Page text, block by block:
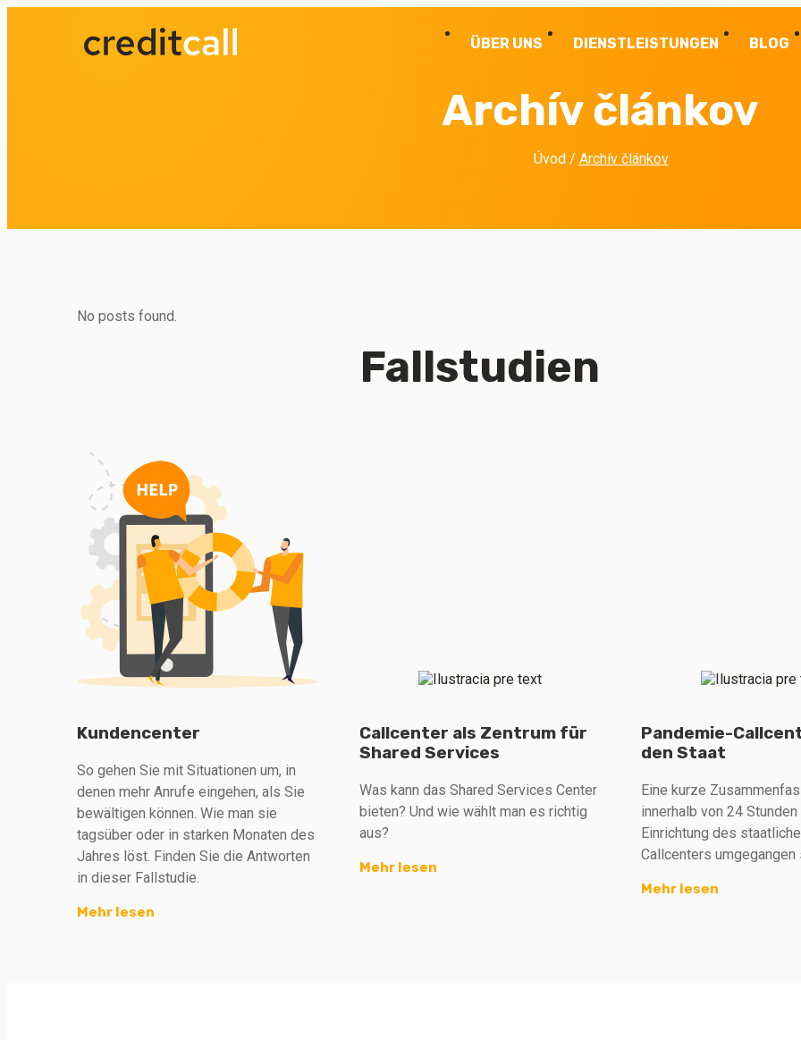
ÜBER UNS DIENSTLEISTUNGEN BLOG
Archív článkov
Úvod/ Archív článkov
No posts found.
Fallstudien
Kundencenter
So gehen Sie mit Situationen um, in
denen mehr Anrufe eingehen, als Sie
bewältigen können. Wie man sie
tagsüber oder in starken Monaten des
Jahres löst. Finden Sie die Antworten
in dieser Fallstudie.
Mehr lesen
Callcenter als Zentrum für
Shared Services
Was kann das Shared Services Center
bieten? Und wie wählt man es richtig
aus?
Mehr lesen
Pandemie-
den Staat
Eine kurze
innerhalb von 24
Einrichtung des
Callcenters umgegangen
Mehr lesen